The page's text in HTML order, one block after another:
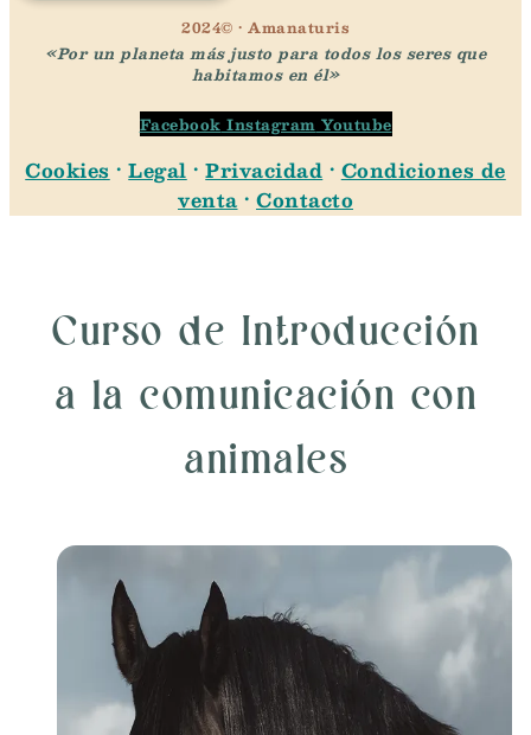
2024© · Amanaturis
«Por un planeta más justo para todos los seres que
habitamos en él»
Facebook Instagram Youtube
Cookies · Legal · Privacidad · Condiciones de
venta · Contacto
Curso de Introducción
a la comunicación con
animales